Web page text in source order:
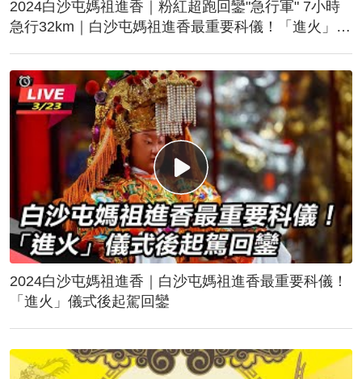
2024白沙屯媽祖進香｜粉紅超跑回鑾"急行軍" 7小時
急行32km｜白沙屯媽祖進香最重要科儀！「進火」儀
2024白沙屯媽祖進香｜白沙屯媽祖進香最重要科儀！
「進火」儀式後起駕回鑾